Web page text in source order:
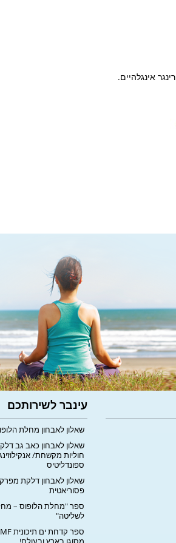
עינבר לשירותכם
שאלון לאבחון מחלת
שאלון לאבחון כאב גב
חוליות מקשחת/
ספונדליטיס
שאלון לאבחון דלקת
פסוריאטית
ספר "מחלת הלופוס –
לשליטה"